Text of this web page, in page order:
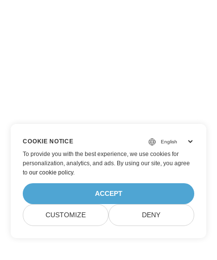
COOKIE NOTICE
To provide you with the best experience, we use cookies for
personalization, analytics, and ads. By using our site, you agree
toour cookie policy.
ACCEPT
CUSTOMIZE DENY